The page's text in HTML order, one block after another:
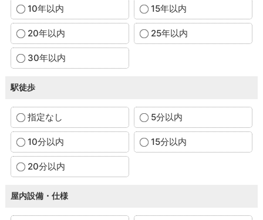
10年以内 15年以内
20年以内 25年以内
30年以内
駅徒歩
指定なし 5分以内
10分以内 15分以内
20分以内
屋内設備・仕様